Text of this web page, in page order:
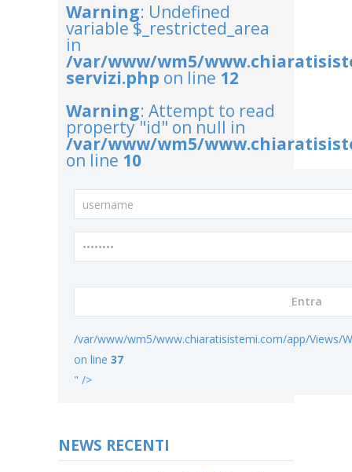
Warning: Undefined
variable $_restricted_area
in
/var/www/wm5/
servizi.php on line 12
Warning: Attempt to read
property "id" on null in
/var/www/wm5/
on line 10
/var/www/wm5/www.chiaratisistemi.com/app/Views/
on line 37
" />
NEWS RECENTI